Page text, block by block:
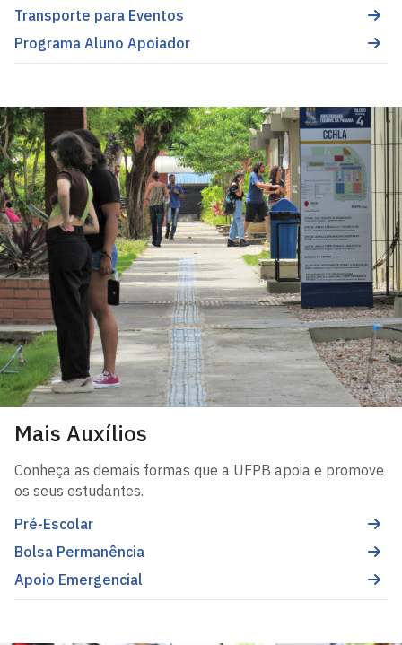
Transporte para Eventos
Programa Aluno Apoiador
Mais Auxílios
Conheça as demais formas que a UFPB apoia e promove
os seus estudantes.
Pré-Escolar
Bolsa Permanência
Apoio Emergencial